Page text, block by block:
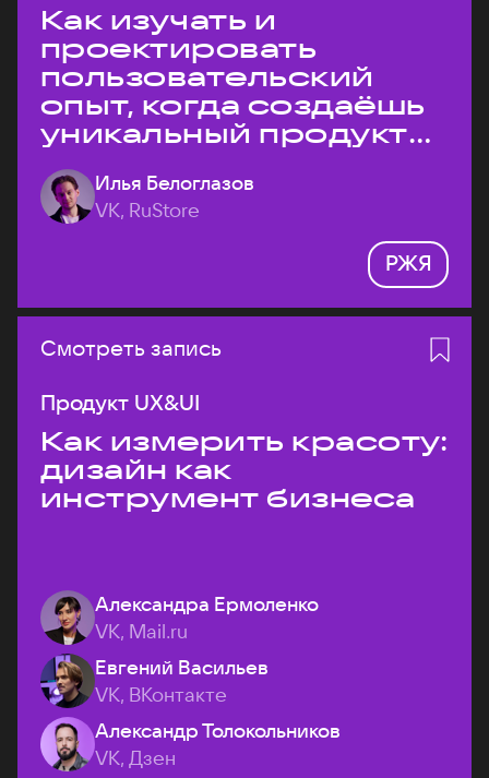
Как изучать и
проектировать
пользовательский
опыт, когда создаёшь
уникальный продукт
на рынке?
Илья Белоглазов
VK, RuStore
РЖЯ
Смотреть запись
Продукт UX&UI
Как измерить красоту:
дизайн как
инструмент бизнеса
Александра Ермоленко
VK, Mail.ru
Евгений Васильев
VK, ВКонтакте
Александр Толокольников
VK, Дзен